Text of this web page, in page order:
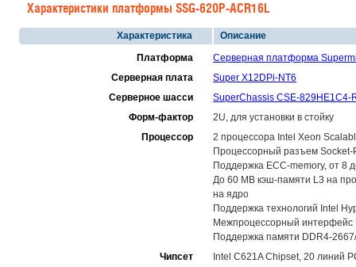
Характеристики платформы SSG-620P-ACR16L
Характеристика
Описание
Платформа
Серверная платформа
Серверная плата
Super X12DPi-NT6
Серверное шасси
SuperChassis CSE-829HE1C4-
Форм-фактор
2U, для установки в стойку
Процессор
2 процессора Intel Xeon
Процессорный разъем Socket-
Поддержка ECC-memory, от 8
До 60 MB кэш-памяти L3 на
на ядро
Поддержка технологий Intel
Межпроцессорный интерфейс
Поддержка памяти DDR4-
Чипсет
Intel C621A Chipset, 20 линий